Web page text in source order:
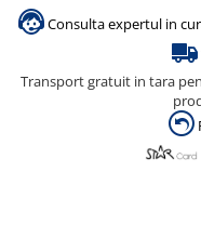
Consulta expertul in
Transport gratuit in tara